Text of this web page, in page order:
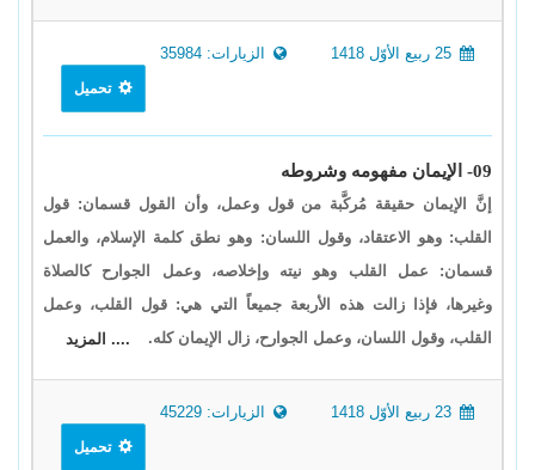
الزيارات: 35984
تحميل
09- الإيمان مفهومه وشروطه
إنَّ الإيمان حقيقة مُركَّبة من قول وعمل، وأن القول قسمان: قول
القلب: وهو الاعتقاد، وقول اللسان: وهو نطق كلمة الإسلام، والعمل
قسمان: عمل القلب وهو نيته وإخلاصه، وعمل الجوارح كالصلاة
وغيرها، فإذا زالت هذه الأربعة جميعاً التي هي: قول القلب، وعمل
القلب، وقول اللسان، وعمل الجوارح، زال الإيمان كله.
.... المزيد
الزيارات: 45229
تحميل